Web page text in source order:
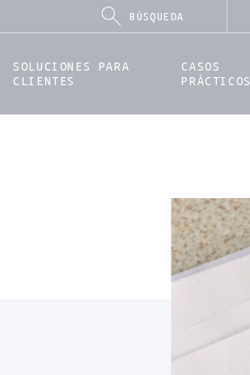
búsqueda...
SOLUCIONES PARA
CLIENTES
CASOS
PRÁCTICOS